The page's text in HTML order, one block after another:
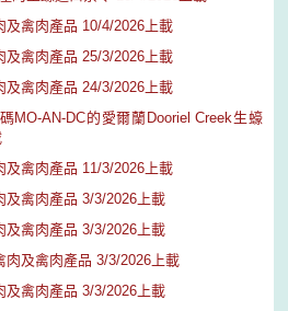
及禽肉產品 10/4/2026上載
及禽肉產品 25/3/2026上載
及禽肉產品 24/3/2026上載
MO-AN-DC的愛爾蘭Dooriel Creek生蠔
及禽肉產品 11/3/2026上載
及禽肉產品 3/3/2026上載
及禽肉產品 3/3/2026上載
肉及禽肉產品 3/3/2026上載
及禽肉產品 3/3/2026上載